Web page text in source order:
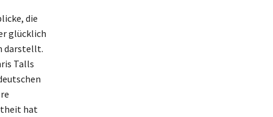
die
glücklich
darstellt.
Talls
hat